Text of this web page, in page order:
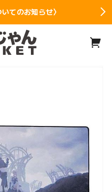
てのお知らせ〉